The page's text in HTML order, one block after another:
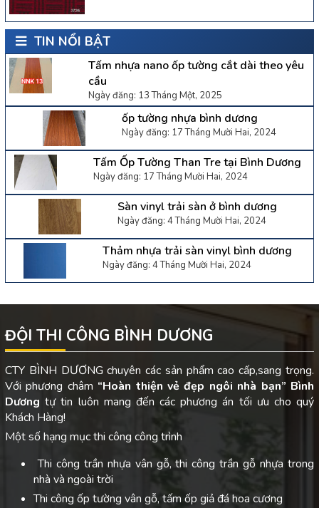
TIN NỔI BẬT
Tấm nhựa nano ốp tường cắt dài theo yêu
cầu
Ngày đăng: 13 Tháng Một, 2025
ốp tường nhựa bình dương
Ngày đăng: 17 Tháng Mười Hai, 2024
Tấm Ốp Tường Than Tre tại Bình Dương
Ngày đăng: 17 Tháng Mười Hai, 2024
Sàn vinyl trải sàn ở bình dương
Ngày đăng: 4 Tháng Mười Hai, 2024
Thảm nhựa trải sàn vinyl bình dương
Ngày đăng: 4 Tháng Mười Hai, 2024
ĐỘI THI CÔNG BÌNH DƯƠNG
CTY BÌNH DƯƠNG chuyên các sản phẩm cao cấp,sang trọng.
Với phương châm “Hoàn thiện vẻ đẹp ngôi nhà bạn” Bình
Dươngtự tin luôn mang đến các phương án tối ưu cho quý
Khách Hàng!
Một số hạng mục thi công công trình
Thi công trần nhựa vân gỗ, thi công trần gỗ nhựa trong
nhà và ngoài trời
Thi công ốp tường vân gỗ, tấm ốp giả đá hoa cương